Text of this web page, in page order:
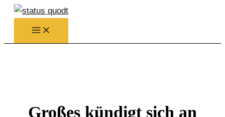
Zum
Inhalt
springen
Großes kündigt sich an